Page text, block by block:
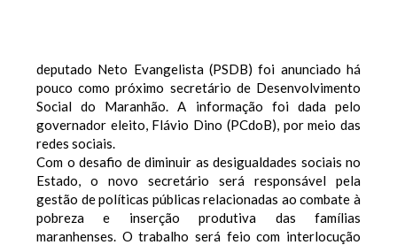
deputado Neto Evangelista (PSDB) foi anunciado há
pouco como próximo secretário de Desenvolvimento
Social do Maranhão. A informação foi dada pelo
governador eleito, Flávio Dino (PCdoB), por meio das
redes sociais.
Com o desafio de diminuir as desigualdades sociais no
Estado, o novo secretário será responsável pela
gestão de políticas públicas relacionadas ao combate à
pobreza e inserção produtiva das famílias
maranhenses. O trabalho será feio com interlocução